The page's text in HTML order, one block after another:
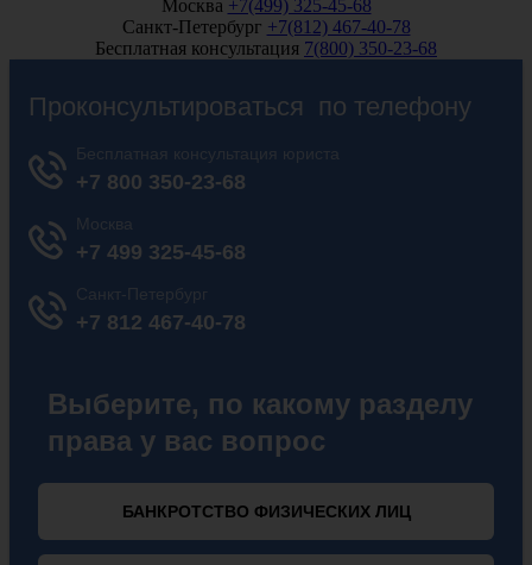
Москва +7(499) 325-45-68
Санкт-Петербург +7(812) 467-40-78
Бесплатная консультация 7(800) 350-23-68